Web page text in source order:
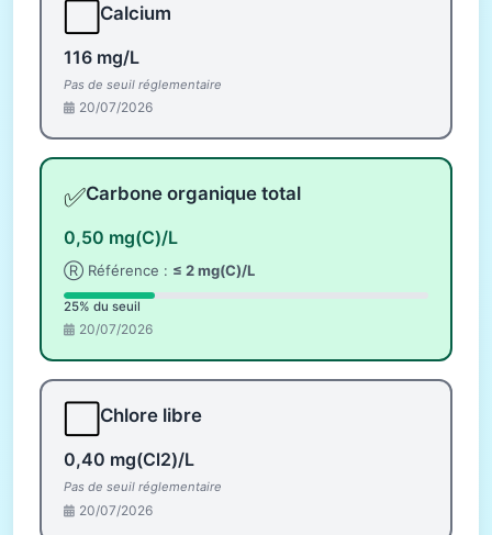
Calcium
116 mg/L
Pas de seuil réglementaire
20/07/2026
✅Carbone organique total
0,50 mg(C)/L
Ⓡ Référence : ≤ 2 mg(C)/L
25% du seuil
20/07/2026
Chlore libre
0,40 mg(Cl2)/L
Pas de seuil réglementaire
20/07/2026